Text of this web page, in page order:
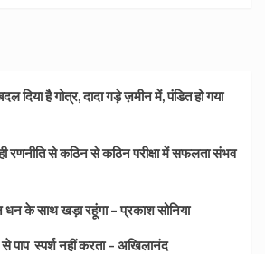
दिया है गोत्र, दादा गड़े ज़मीन में, पंडित हो गया
रणनीति से कठिन से कठिन परीक्षा में सफलता संभव
धन के साथ खड़ा रहूंगा – प्रकाश सोनिया
पाप स्पर्श नहीं करता – अखिलानंद